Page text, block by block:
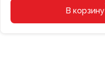
составляла
5969,60 ₽.В корзину